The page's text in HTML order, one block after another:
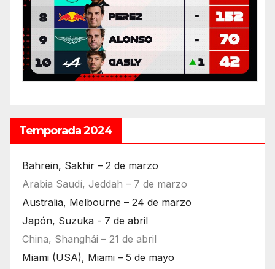
Temporada 2024
Bahrein, Sakhir – 2 de marzo
Arabia Saudí, Jeddah – 7 de marzo
Australia, Melbourne – 24 de marzo
Japón, Suzuka - 7 de abril
China, Shanghái – 21 de abril
Miami (USA), Miami – 5 de mayo